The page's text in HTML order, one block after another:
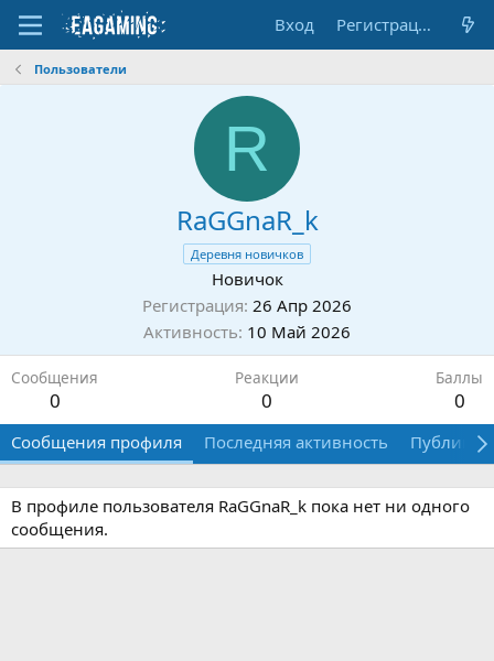
Вход Регистрация
Пользователи
R
RaGGnaR_k
Деревня новичков
Новичок
Регистрация 26 Апр 2026
Активность 10 Май 2026
Сообщения
0
Реакции
0
Баллы
0
Сообщения профиля Последняя активность
В профиле пользователя RaGGnaR_k пока нет ни одного
сообщения.